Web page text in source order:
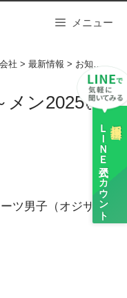
ＬＩＮＥ
公式アカウント
メニュー
社 > 最新情報 > お知らせ >
メン2025🍜
ツ男子（オジサン）